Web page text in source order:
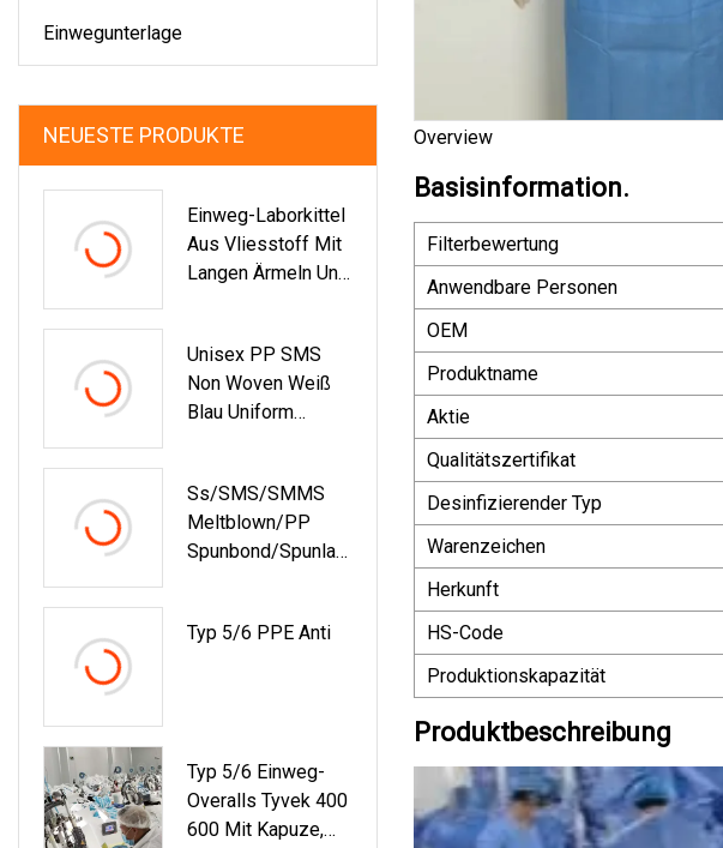
Einwegunterlage
NEUESTE PRODUKTE
Einweg-Laborkittel
Aus Vliesstoff Mit
Langen Ärmeln Und
Unisex PP SMS
Non Woven Weiß
Blau Uniform
Zahnarzt
Medizinischer
Einweg-Laborkittel
Rschluss Für Die
Ss/SMS/SMMS
Meltblown/PP
Spunbond/Spunlac
Polypropylen/Vlies
Typ 5/6 PPE Anti
Typ 5/6 Einweg-
Overalls Tyvek 400
600 Mit Kapuze,
Overview
Basisinformation.
Filterbewertung
Anwendbare Personen
OEM
Produktname
Aktie
Qualitätszertifikat
Desinfizierender Typ
Warenzeichen
Herkunft
HS-Code
Produktionskapazität
Produktbeschreibung